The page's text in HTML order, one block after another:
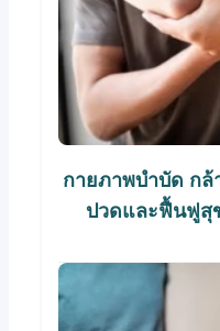
กายภาพบําบัด กล้
ปวดและฟื้นฟูสุ